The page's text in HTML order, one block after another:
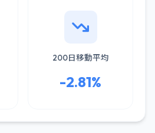
200日移動平均
-2.81%